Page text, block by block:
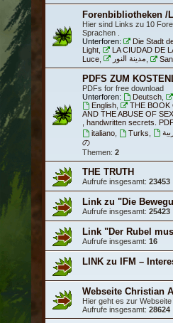
Forenbibliotheken /
Hier sind Links zu 10
Sprachen .
Unterforen:
Die Stadt
Light
LA CIUDAD DE
Luce
مدينة النور
PDFS ZUM
PDFs for free download
Unterforen:
Deutsch,
English, THE BOOK
AND THE ABUSE OF SEX
, handwritten secrets.
italiano, Turks
の
Themen: 2
THE TRUTH
Aufrufe insgesamt: 23453
Link zu "Die
Aufrufe insgesamt: 25423
Link "Der Rubel
Aufrufe insgesamt: 16
LINK zu IFM –
Webseite Christian
Hier geht es zur
Aufrufe insgesamt: 28624